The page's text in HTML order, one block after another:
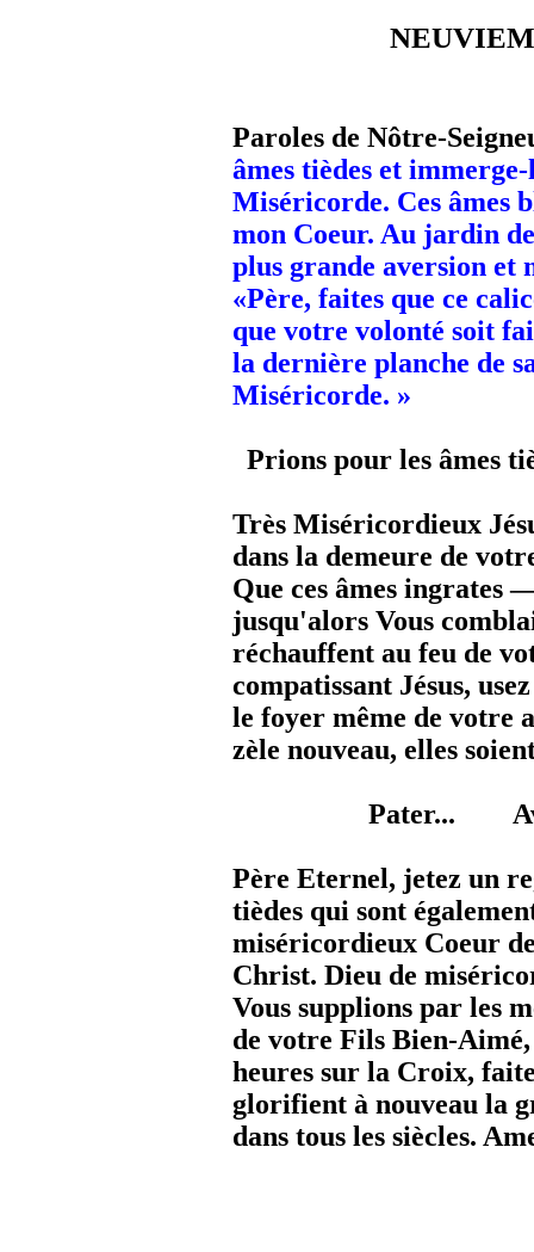
NEUVIEME
Paroles de Nôtre-
âmes tièdes et
Miséricorde. Ces âmes
mon Coeur. Au jardin
plus grande aversion
«Père, faites que ce
que votre volonté soit
la dernière planche de
Miséricorde. »
Prions pour les âmes
Très Miséricordieux
dans la demeure de
Que ces âmes ingrates
jusqu'alors Vous
réchauffent au feu de
compatissant Jésus,
le foyer même de votre
zèle nouveau, elles
Pater...
Père Eternel, jetez un
tièdes qui sont
miséricordieux Coeur
Christ. Dieu de
Vous supplions par les
de votre Fils Bien-
heures sur la Croix,
glorifient à nouveau la
dans tous les siècles.